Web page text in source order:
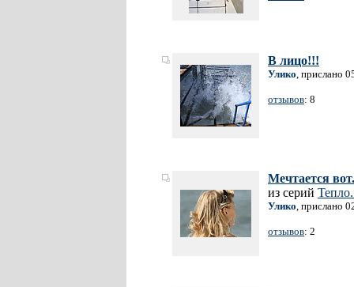
В лицо!!!
Улико, прислано
отзывов: 8
Мечтается
из серий
Улико, прислано
отзывов: 2